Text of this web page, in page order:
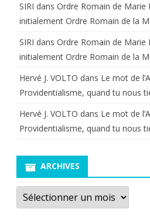
SIRI dans Ordre Romain de Marie
initialement Ordre Romain de la
SIRI dans Ordre Romain de Marie
initialement Ordre Romain de la
Hervé J. VOLTO dans Le mot de
Providentialisme, quand tu nous
Hervé J. VOLTO dans Le mot de
Providentialisme, quand tu nous
ARCHIVES
Archives